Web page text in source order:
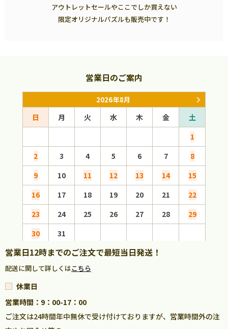
アウトレットセールやここでしか買えない
限定オリジナルパズルも販売中です！
営業日のご案内
2026年8月
日 月 火 水 木 金
土
1
2
3 4 5 6 7
8
9
10 11 12 13 14
15
16
17 18 19 20 21
22
23
24 25 26 27 28
29
30
31
営業日12時までのご注文で最短当日発送！
配送に関して詳しくはこちら
休業日
営業時間：9：00-17：00
ご注文は24時間年中無休で受け付けておりますが、営業時間外の注